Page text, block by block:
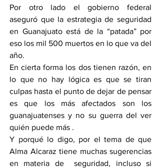
Por otro lado el gobierno federal
aseguró que la estrategia de seguridad
en Guanajuato está de la “patada” por
eso los mil 500 muertos en lo que va del
año.
En cierta forma los dos tienen razón, en
lo que no hay lógica es que se tiran
culpas hasta el punto de dejar de pensar
es que los más afectados son los
guanajuatenses y no su guerra del ver
quién puede más .
Y porqué lo digo, por el tema de que
Alma Alcaraz tiene muchas sugerencias
en materia de  seguridad, incluso si